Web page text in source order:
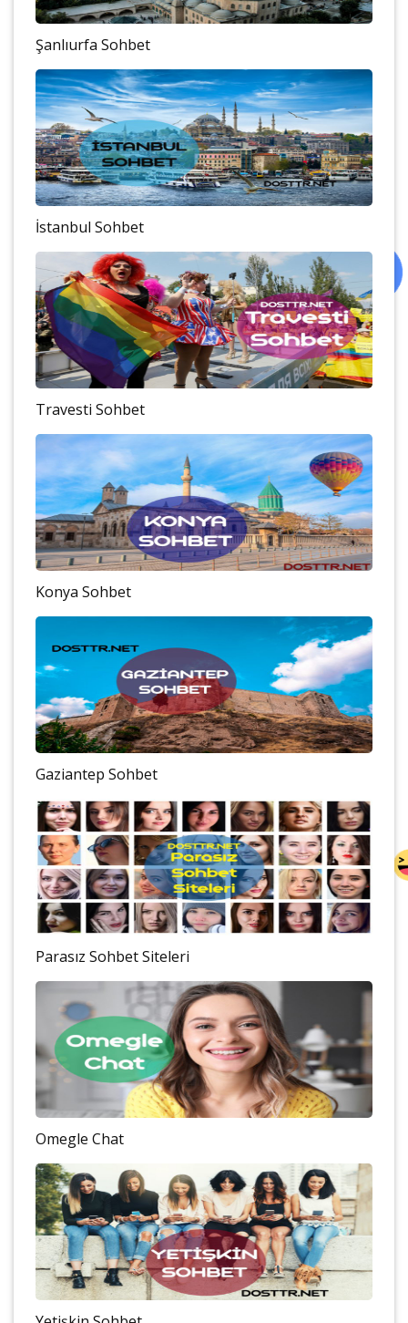
Şanlıurfa Sohbet
İstanbul Sohbet
Travesti Sohbet
Konya Sohbet
Gaziantep Sohbet
Parasız Sohbet Siteleri
Omegle Chat